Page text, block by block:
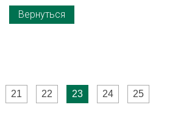
Вернуться
21 22 23 24 25